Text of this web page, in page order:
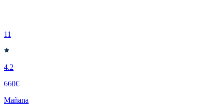
11
4.2
660€
Mañana